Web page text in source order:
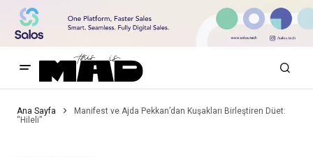
Ana Sayfa
Manifest ve Ajda Pekkan’dan Kuşakları Birleştiren Düet:
“Hileli”